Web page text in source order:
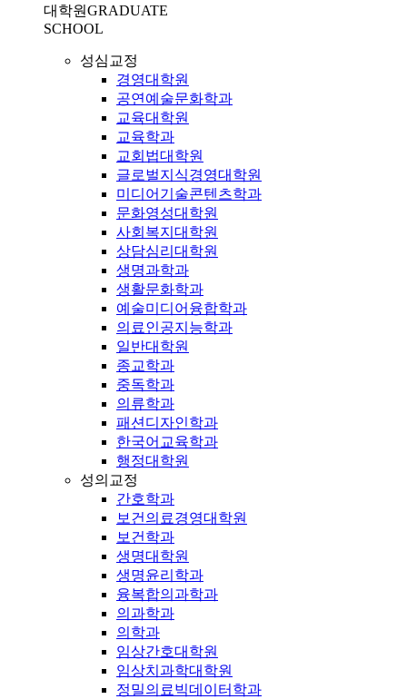
대학원GRADUATE
SCHOOL
성심교정
경영대학원
공연예술문화학과
교육대학원
교육학과
교회법대학원
글로벌지식경영대학원
미디어기술콘텐츠학과
문화영성대학원
사회복지대학원
상담심리대학원
생명과학과
생활문화학과
예술미디어융합학과
의료인공지능학과
일반대학원
종교학과
중독학과
의류학과
패션디자인학과
한국어교육학과
행정대학원
성의교정
간호학과
보건의료경영대학원
보건학과
생명대학원
생명윤리학과
융복합의과학과
의과학과
의학과
임상간호대학원
임상치과학대학원
정밀의료빅데이터학과